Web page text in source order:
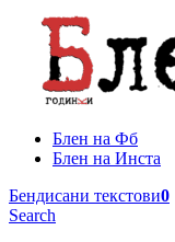
Блен на Фб
Блен на Инста
Бендисани текстови0
Search